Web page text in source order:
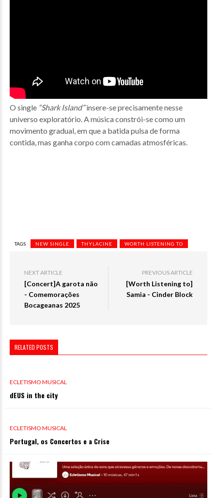
O single “Shark Island”insere-se precisamente nesse
universo exploratório. A música constrói-se como um
movimento gradual, em que a batida pulsa de forma
contida, mas ganha corpo com camadas atmosféricas.
TAGS NEW SINGLE THYLACINE WORTH LISTENING TO
NEXT ARTICLE
[Concert]A garota não
- Comemorações
Bocageanas 2025
PREVIOUS ARTICLE
[Worth Listening to]
Samia - Cinder Block
RELATED POSTS
ECLETISMO MUSICAL
dEUS in the city
ECLETISMO MUSICAL
Portugal, os Concertos e a Crise